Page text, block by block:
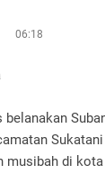
06:18
musibah di